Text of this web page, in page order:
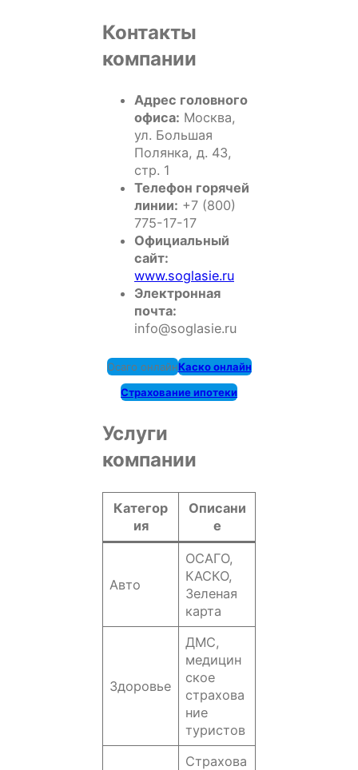
Контакты
компании
Адрес головного
офиса: Москва,
ул. Большая
Полянка, д. 43,
стр. 1
Телефон горячей
линии: +7 (800)
775-17-17
Официальный
сайт:
www.soglasie.ru
Электронная
почта:
info@soglasie.ru
Осаго онлайнКаско онлайн
Страхование ипотеки
Услуги
компании
Категор
ия
Описани
е
Авто
ОСАГО,
КАСКО,
Зеленая
карта
Здоровье
ДМС,
медицин
ское
страхова
ние
туристов
Страхова